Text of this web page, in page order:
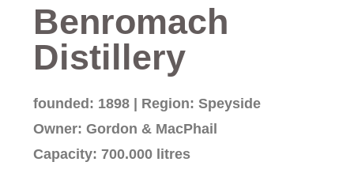
Benromach
Distillery
founded: 1898 | Region: Speyside
Owner: Gordon & MacPhail
Capacity: 700.000 litres